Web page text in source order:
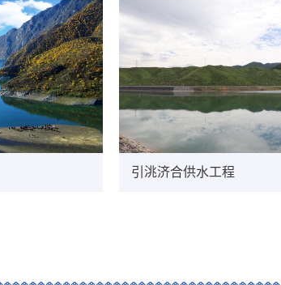
引洮济合供水工程